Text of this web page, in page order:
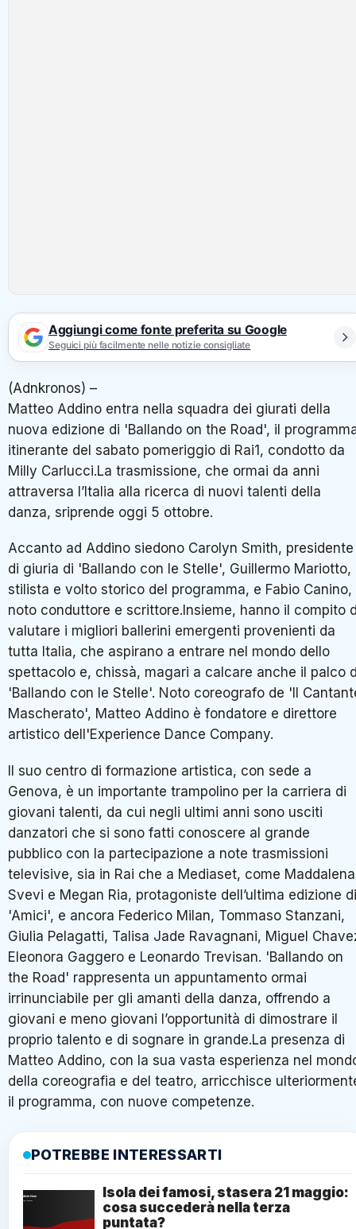
Aggiungi come fonte preferita su Google
Seguici più facilmente nelle notizie consigliate
(Adnkronos) –
Matteo Addino entra nella squadra dei giurati della
nuova edizione di 'Ballando on the Road', il
itinerante del sabato pomeriggio di Rai1, condotto da
Milly Carlucci.La trasmissione, che ormai da anni
attraversa l’Italia alla ricerca di nuovi talenti della
danza, sriprende oggi 5 ottobre.
Accanto ad Addino siedono Carolyn Smith, presidente
di giuria di 'Ballando con le Stelle', Guillermo Mariotto,
stilista e volto storico del programma, e Fabio Canino,
noto conduttore e scrittore.Insieme, hanno il compito
valutare i migliori ballerini emergenti provenienti da
tutta Italia, che aspirano a entrare nel mondo dello
spettacolo e, chissà, magari a calcare anche il palco
'Ballando con le Stelle'. Noto coreografo de 'Il
Mascherato', Matteo Addino è fondatore e direttore
artistico dell'Experience Dance Company.
Il suo centro di formazione artistica, con sede a
Genova, è un importante trampolino per la carriera di
giovani talenti, da cui negli ultimi anni sono usciti
danzatori che si sono fatti conoscere al grande
pubblico con la partecipazione a note trasmissioni
televisive, sia in Rai che a Mediaset, come Maddalena
Svevi e Megan Ria, protagoniste dell’ultima edizione di
'Amici', e ancora Federico Milan, Tommaso Stanzani,
Giulia Pelagatti, Talisa Jade Ravagnani, Miguel
Eleonora Gaggero e Leonardo Trevisan. 'Ballando on
the Road' rappresenta un appuntamento ormai
irrinunciabile per gli amanti della danza, offrendo a
giovani e meno giovani l’opportunità di dimostrare il
proprio talento e di sognare in grande.La presenza di
Matteo Addino, con la sua vasta esperienza nel
della coreografia e del teatro, arricchisce
il programma, con nuove competenze.
POTREBBE INTERESSARTI
Isola dei famosi, stasera 21 maggio:
cosa succederà nella terza
puntata?